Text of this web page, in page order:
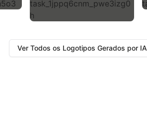
Ver Todos os Logotipos Gerados por IA